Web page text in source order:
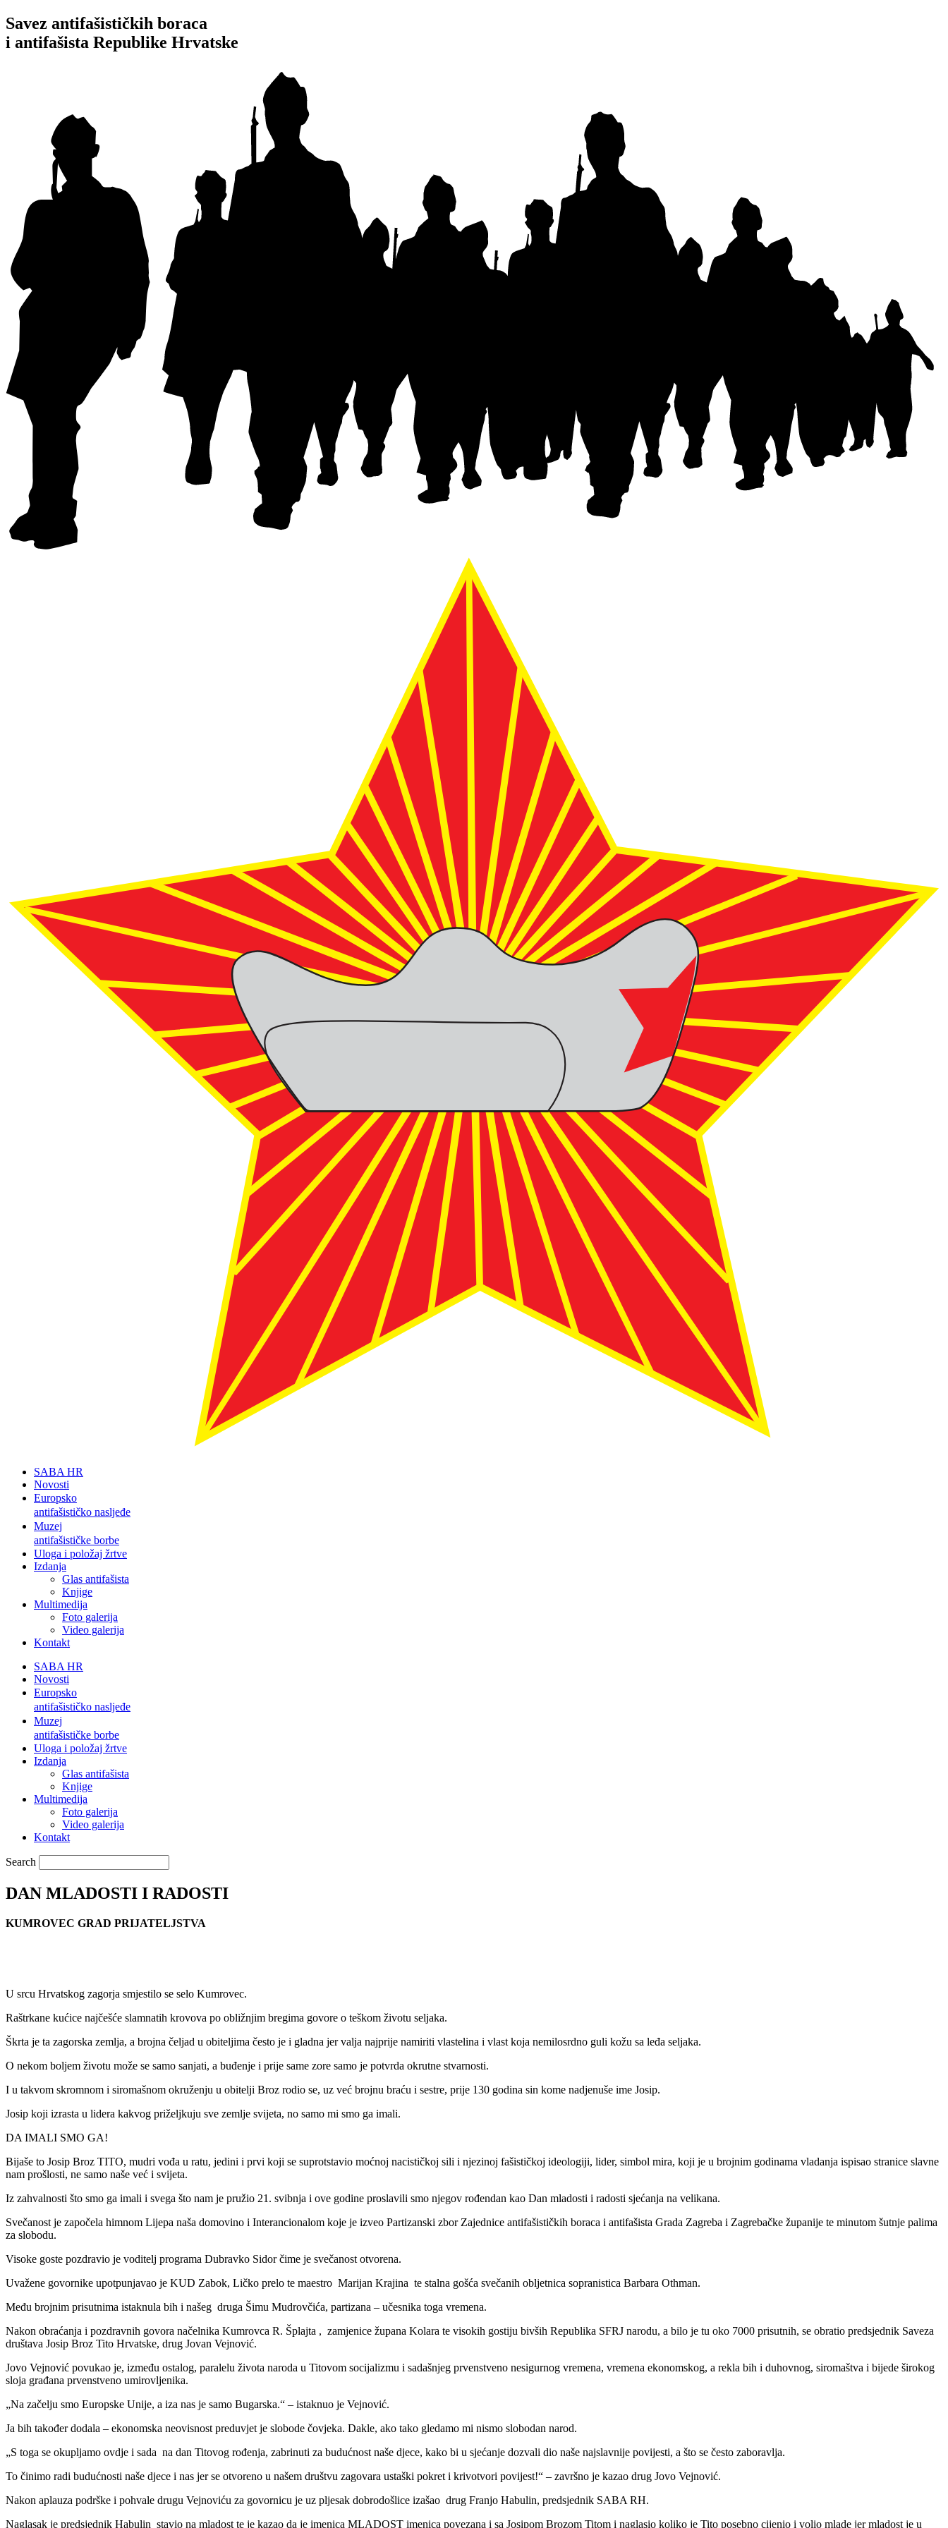
Idi
na
sadržaj
Savez antifašističkih boraca
i antifašista Republike Hrvatske
SABA HR
Novosti
Europsko
antifašističko nasljeđe
Muzej
antifašističke borbe
Uloga i položaj žrtve
Izdanja
Glas antifašista
Knjige
Multimedija
Foto galerija
Video galerija
Kontakt
SABA HR
Novosti
Europsko
antifašističko nasljeđe
Muzej
antifašističke borbe
Uloga i položaj žrtve
Izdanja
Glas antifašista
Knjige
Multimedija
Foto galerija
Video galerija
Kontakt
Search
DAN MLADOSTI I RADOSTI
KUMROVEC GRAD PRIJATELJSTVA
U srcu Hrvatskog zagorja smjestilo se selo Kumrovec.
Raštrkane kućice najčešće slamnatih krovova po obližnjim bregima govore o teškom životu seljaka.
Škrta je ta zagorska zemlja, a brojna čeljad u obiteljima često je i gladna jer valja najprije namiriti vlastelina i vlast koja nemilosrdno guli kožu sa leđa seljaka.
O nekom boljem životu može se samo sanjati, a buđenje i prije same zore samo je potvrda okrutne stvarnosti.
I u takvom skromnom i siromašnom okruženju u obitelji Broz rodio se, uz već brojnu braću i sestre, prije 130 godina sin kome nadjenuše ime Josip.
Josip koji izrasta u lidera kakvog priželjkuju sve zemlje svijeta, no samo mi smo ga imali.
DA IMALI SMO GA!
Bijaše to Josip Broz TITO, mudri vođa u ratu, jedini i prvi koji se suprotstavio moćnoj nacističkoj sili i njezinoj fašističkoj ideologiji, lider, simbol mira, koji je u brojnim godinama vladanja ispisao stranice slavne
nam prošlosti, ne samo naše već i svijeta.
Iz zahvalnosti što smo ga imali i svega što nam je pružio 21. svibnja i ove godine proslavili smo njegov rođendan kao Dan mladosti i radosti sjećanja na velikana.
Svečanost je započela himnom Lijepa naša domovino i Interancionalom koje je izveo Partizanski zbor Zajednice antifašističkih boraca i antifašista Grada Zagreba i Zagrebačke županije te minutom šutnje palima
za slobodu.
Visoke goste pozdravio je voditelj programa Dubravko Sidor čime je svečanost otvorena.
Uvažene govornike upotpunjavao je KUD Zabok, Ličko prelo te maestro Marijan Krajina te stalna gošća svečanih obljetnica sopranistica Barbara Othman.
Među brojnim prisutnima istaknula bih i našeg druga Šimu Mudrovčića, partizana – učesnika toga vremena.
Nakon obraćanja i pozdravnih govora načelnika Kumrovca R. Šplajta , zamjenice župana Kolara te visokih gostiju bivših Republika SFRJ narodu, a bilo je tu oko 7000 prisutnih, se obratio predsjednik Saveza
društava Josip Broz Tito Hrvatske, drug Jovan Vejnović.
Jovo Vejnović povukao je, između ostalog, paralelu života naroda u Titovom socijalizmu i sadašnjeg prvenstveno nesigurnog vremena, vremena ekonomskog, a rekla bih i duhovnog, siromaštva i bijede širokog
sloja građana prvenstveno umirovljenika.
„Na začelju smo Europske Unije, a iza nas je samo Bugarska.“ – istaknuo je Vejnović.
Ja bih također dodala – ekonomska neovisnost preduvjet je slobode čovjeka. Dakle, ako tako gledamo mi nismo slobodan narod.
„S toga se okupljamo ovdje i sada na dan Titovog rođenja, zabrinuti za budućnost naše djece, kako bi u sjećanje dozvali dio naše najslavnije povijesti, a što se često zaboravlja.
To činimo radi budućnosti naše djece i nas jer se otvoreno u našem društvu zagovara ustaški pokret i krivotvori povijest!“ – završno je kazao drug Jovo Vejnović.
Nakon aplauza podrške i pohvale drugu Vejnoviću za govornicu je uz pljesak dobrodošlice izašao drug Franjo Habulin, predsjednik SABA RH.
Naglasak je predsjednik Habulin stavio na mladost te je kazao da je imenica MLADOST imenica povezana i sa Josipom Brozom Titom i naglasio koliko je Tito posebno cijenio i volio mlade jer mladost je u